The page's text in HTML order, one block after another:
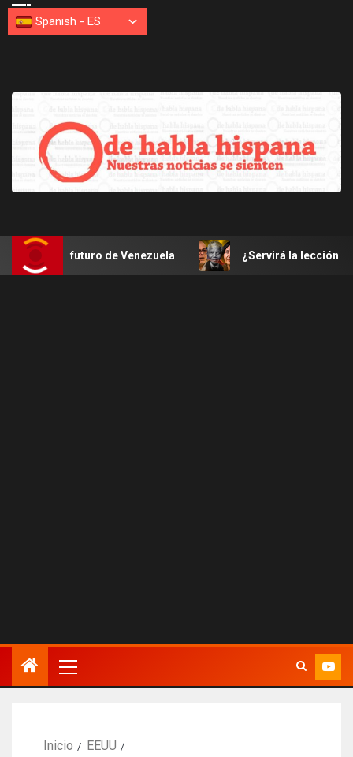
el futuro de Venezuela ¿Servirá la lección del
Inicio
EEUU
Spanish - ES